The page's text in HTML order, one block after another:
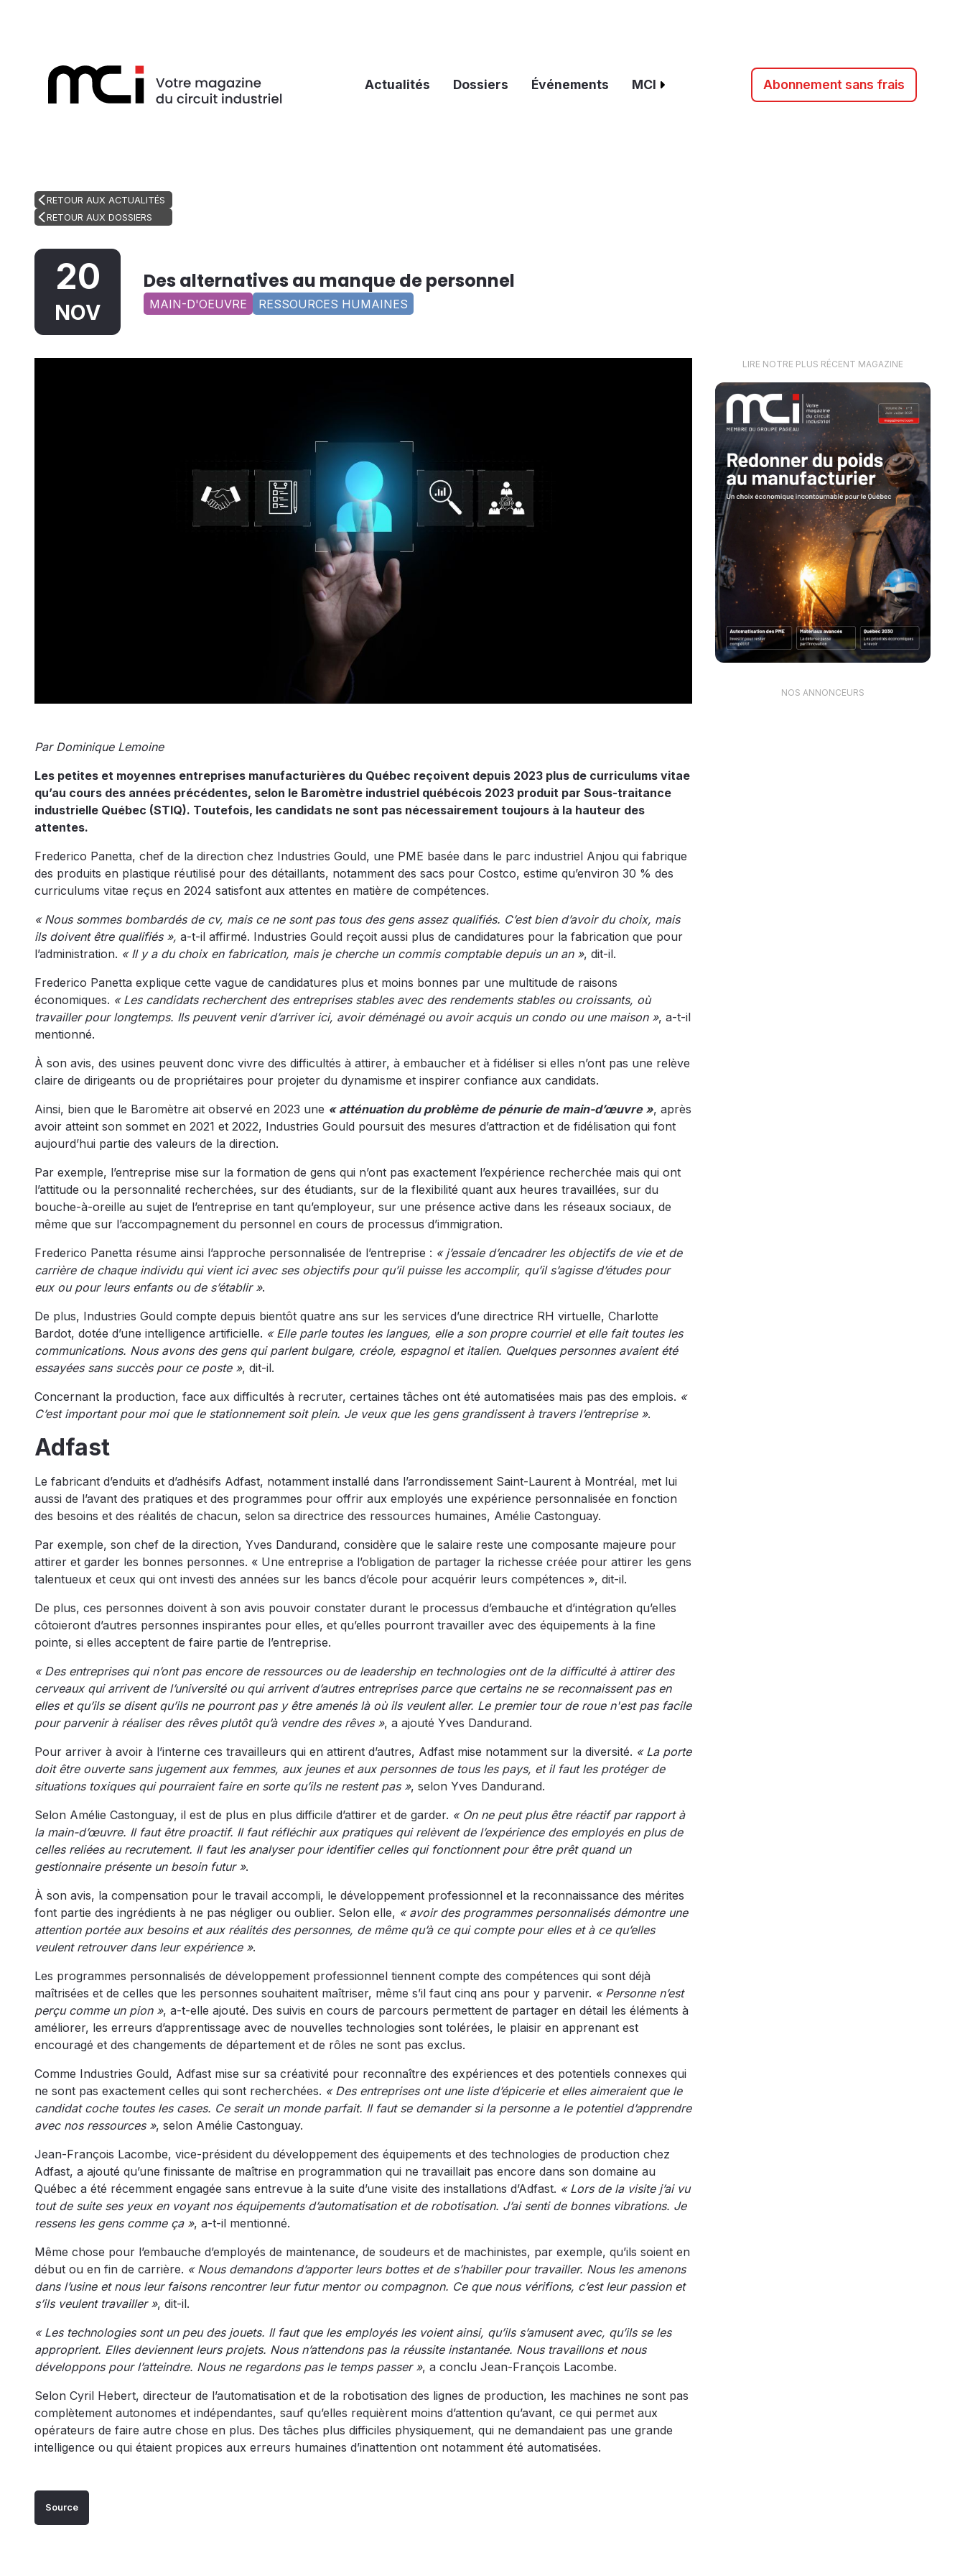
Actualités Dossiers Événements MCI Abonnement sans frais
RETOUR AUX ACTUALITÉS
RETOUR AUX DOSSIERS
20
NOV
Des alternatives au manque de personnel
MAIN-D'OEUVRE RESSOURCES HUMAINES
Par Dominique Lemoine
Les petites et moyennes entreprises manufacturières du Québec reçoivent depuis 2023 plus de curriculums vitae
qu’au cours des années précédentes, selon le Baromètre industriel québécois 2023 produit par Sous-traitance
industrielle Québec (STIQ). Toutefois, les candidats ne sont pas nécessairement toujours à la hauteur des
attentes.
Frederico Panetta, chef de la direction chez Industries Gould, une PME basée dans le parc industriel Anjou qui fabrique
des produits en plastique réutilisé pour des détaillants, notamment des sacs pour Costco, estime qu’environ 30 % des
curriculums vitae reçus en 2024 satisfont aux attentes en matière de compétences.
« Nous sommes bombardés de cv, mais ce ne sont pas tous des gens assez qualifiés. C’est bien d’avoir du choix, mais
ils doivent être qualifiés », a-t-il affirmé. Industries Gould reçoit aussi plus de candidatures pour la fabrication que pour
l’administration. « Il y a du choix en fabrication, mais je cherche un commis comptable depuis un an », dit-il.
Frederico Panetta explique cette vague de candidatures plus et moins bonnes par une multitude de raisons
économiques. « Les candidats recherchent des entreprises stables avec des rendements stables ou croissants, où
travailler pour longtemps. Ils peuvent venir d’arriver ici, avoir déménagé ou avoir acquis un condo ou une maison », a-t-il
mentionné.
À son avis, des usines peuvent donc vivre des difficultés à attirer, à embaucher et à fidéliser si elles n’ont pas une relève
claire de dirigeants ou de propriétaires pour projeter du dynamisme et inspirer confiance aux candidats.
Ainsi, bien que le Baromètre ait observé en 2023 une « atténuation du problème de pénurie de main-d’œuvre », après
avoir atteint son sommet en 2021 et 2022, Industries Gould poursuit des mesures d’attraction et de fidélisation qui font
aujourd’hui partie des valeurs de la direction.
Par exemple, l’entreprise mise sur la formation de gens qui n’ont pas exactement l’expérience recherchée mais qui ont
l’attitude ou la personnalité recherchées, sur des étudiants, sur de la flexibilité quant aux heures travaillées, sur du
bouche-à-oreille au sujet de l’entreprise en tant qu’employeur, sur une présence active dans les réseaux sociaux, de
même que sur l’accompagnement du personnel en cours de processus d’immigration.
Frederico Panetta résume ainsi l’approche personnalisée de l’entreprise : « j’essaie d’encadrer les objectifs de vie et de
carrière de chaque individu qui vient ici avec ses objectifs pour qu’il puisse les accomplir, qu’il s’agisse d’études pour
eux ou pour leurs enfants ou de s’établir ».
De plus, Industries Gould compte depuis bientôt quatre ans sur les services d’une directrice RH virtuelle, Charlotte
Bardot, dotée d’une intelligence artificielle. « Elle parle toutes les langues, elle a son propre courriel et elle fait toutes les
communications. Nous avons des gens qui parlent bulgare, créole, espagnol et italien. Quelques personnes avaient été
essayées sans succès pour ce poste », dit-il.
Concernant la production, face aux difficultés à recruter, certaines tâches ont été automatisées mais pas des emplois. «
C’est important pour moi que le stationnement soit plein. Je veux que les gens grandissent à travers l’entreprise ».
Adfast
Le fabricant d’enduits et d’adhésifs Adfast, notamment installé dans l’arrondissement Saint-Laurent à Montréal, met lui
aussi de l’avant des pratiques et des programmes pour offrir aux employés une expérience personnalisée en fonction
des besoins et des réalités de chacun, selon sa directrice des ressources humaines, Amélie Castonguay.
Par exemple, son chef de la direction, Yves Dandurand, considère que le salaire reste une composante majeure pour
attirer et garder les bonnes personnes. « Une entreprise a l’obligation de partager la richesse créée pour attirer les gens
talentueux et ceux qui ont investi des années sur les bancs d’école pour acquérir leurs compétences », dit-il.
De plus, ces personnes doivent à son avis pouvoir constater durant le processus d’embauche et d’intégration qu’elles
côtoieront d’autres personnes inspirantes pour elles, et qu’elles pourront travailler avec des équipements à la fine
pointe, si elles acceptent de faire partie de l’entreprise.
« Des entreprises qui n’ont pas encore de ressources ou de leadership en technologies ont de la difficulté à attirer des
cerveaux qui arrivent de l’université ou qui arrivent d’autres entreprises parce que certains ne se reconnaissent pas en
elles et qu’ils se disent qu’ils ne pourront pas y être amenés là où ils veulent aller. Le premier tour de roue n'est pas facile
pour parvenir à réaliser des rêves plutôt qu’à vendre des rêves », a ajouté Yves Dandurand.
Pour arriver à avoir à l’interne ces travailleurs qui en attirent d’autres, Adfast mise notamment sur la diversité. « La porte
doit être ouverte sans jugement aux femmes, aux jeunes et aux personnes de tous les pays, et il faut les protéger de
situations toxiques qui pourraient faire en sorte qu’ils ne restent pas », selon Yves Dandurand.
Selon Amélie Castonguay, il est de plus en plus difficile d’attirer et de garder. « On ne peut plus être réactif par rapport à
la main-d’œuvre. Il faut être proactif. Il faut réfléchir aux pratiques qui relèvent de l’expérience des employés en plus de
celles reliées au recrutement. Il faut les analyser pour identifier celles qui fonctionnent pour être prêt quand un
gestionnaire présente un besoin futur ».
À son avis, la compensation pour le travail accompli, le développement professionnel et la reconnaissance des mérites
font partie des ingrédients à ne pas négliger ou oublier. Selon elle, « avoir des programmes personnalisés démontre une
attention portée aux besoins et aux réalités des personnes, de même qu’à ce qui compte pour elles et à ce qu’elles
veulent retrouver dans leur expérience ».
Les programmes personnalisés de développement professionnel tiennent compte des compétences qui sont déjà
maîtrisées et de celles que les personnes souhaitent maîtriser, même s’il faut cinq ans pour y parvenir. « Personne n’est
perçu comme un pion », a-t-elle ajouté. Des suivis en cours de parcours permettent de partager en détail les éléments à
améliorer, les erreurs d’apprentissage avec de nouvelles technologies sont tolérées, le plaisir en apprenant est
encouragé et des changements de département et de rôles ne sont pas exclus.
Comme Industries Gould, Adfast mise sur sa créativité pour reconnaître des expériences et des potentiels connexes qui
ne sont pas exactement celles qui sont recherchées. « Des entreprises ont une liste d’épicerie et elles aimeraient que le
candidat coche toutes les cases. Ce serait un monde parfait. Il faut se demander si la personne a le potentiel d’apprendre
avec nos ressources », selon Amélie Castonguay.
Jean-François Lacombe, vice-président du développement des équipements et des technologies de production chez
Adfast, a ajouté qu’une finissante de maîtrise en programmation qui ne travaillait pas encore dans son domaine au
Québec a été récemment engagée sans entrevue à la suite d’une visite des installations d’Adfast. « Lors de la visite j’ai vu
tout de suite ses yeux en voyant nos équipements d’automatisation et de robotisation. J’ai senti de bonnes vibrations. Je
ressens les gens comme ça », a-t-il mentionné.
Même chose pour l’embauche d’employés de maintenance, de soudeurs et de machinistes, par exemple, qu’ils soient en
début ou en fin de carrière. « Nous demandons d’apporter leurs bottes et de s’habiller pour travailler. Nous les amenons
dans l’usine et nous leur faisons rencontrer leur futur mentor ou compagnon. Ce que nous vérifions, c’est leur passion et
s’ils veulent travailler », dit-il.
« Les technologies sont un peu des jouets. Il faut que les employés les voient ainsi, qu’ils s’amusent avec, qu’ils se les
approprient. Elles deviennent leurs projets. Nous n’attendons pas la réussite instantanée. Nous travaillons et nous
développons pour l’atteindre. Nous ne regardons pas le temps passer », a conclu Jean-François Lacombe.
Selon Cyril Hebert, directeur de l’automatisation et de la robotisation des lignes de production, les machines ne sont pas
complètement autonomes et indépendantes, sauf qu’elles requièrent moins d’attention qu’avant, ce qui permet aux
opérateurs de faire autre chose en plus. Des tâches plus difficiles physiquement, qui ne demandaient pas une grande
intelligence ou qui étaient propices aux erreurs humaines d’inattention ont notamment été automatisées.
Source
LIRE NOTRE PLUS RÉCENT MAGAZINE
NOS ANNONCEURS